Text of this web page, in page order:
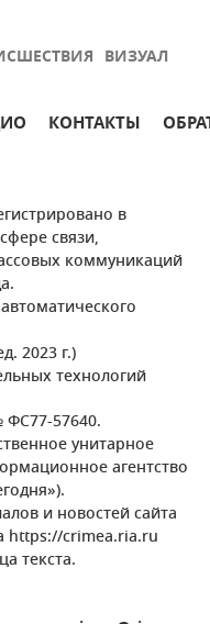
ВИЗУАЛ
КОНТАКТЫ
в
связи,
коммуникаций
2023 г.)
технологий
ФС77-57640.
унитарное
агентство
и новостей сайта
https://crimea.ria.ru
текста.